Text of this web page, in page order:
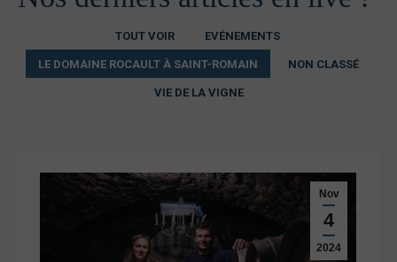
TOUT VOIR EVÉNEMENTS
LE DOMAINE ROCAULT À SAINT-ROMAIN NON CLASSÉ
VIE DE LA VIGNE
Nov
4
2024